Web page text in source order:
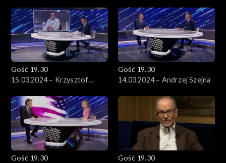
Gość 19.30
15.03.2024 – Krzysztof
Gość 19.30
14.03.2024 – Andrzej Szejna
Gość 19.30
Gość 19.30